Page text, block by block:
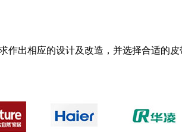
出相应的设计及改造，并选择合适的皮